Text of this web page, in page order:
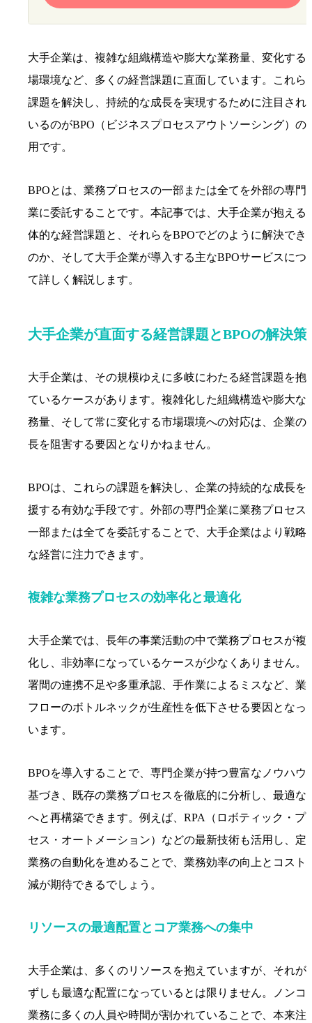
大手企業は、複雑な組織構造や膨大な業務量、変化する
場環境など、多くの経営課題に直面しています。これら
課題を解決し、持続的な成長を実現するために注目され
いるのがBPO（ビジネスプロセスアウトソーシング）の
用です。
BPOとは、業務プロセスの一部または全てを外部の専門
業に委託することです。本記事では、大手企業が抱える
体的な経営課題と、それらをBPOでどのように解決でき
のか、そして大手企業が導入する主なBPOサービスにつ
て詳しく解説します。
大手企業が直面する経営課題とBPOの解決策
大手企業は、その規模ゆえに多岐にわたる経営課題を抱
ているケースがあります。複雑化した組織構造や膨大な
務量、そして常に変化する市場環境への対応は、企業の
長を阻害する要因となりかねません。
BPOは、これらの課題を解決し、企業の持続的な成長を
援する有効な手段です。外部の専門企業に業務プロセス
一部または全てを委託することで、大手企業はより戦略
な経営に注力できます。
複雑な業務プロセスの効率化と最適化
大手企業では、長年の事業活動の中で業務プロセスが複
化し、非効率になっているケースが少なくありません。
署間の連携不足や多重承認、手作業によるミスなど、業
フローのボトルネックが生産性を低下させる要因となっ
います。
BPOを導入することで、専門企業が持つ豊富なノウハウ
基づき、既存の業務プロセスを徹底的に分析し、最適な
へと再構築できます。例えば、RPA（ロボティック・プ
セス・オートメーション）などの最新技術も活用し、定
業務の自動化を進めることで、業務効率の向上とコスト
減が期待できるでしょう。
リソースの最適配置とコア業務への集中
大手企業は、多くのリソースを抱えていますが、それが
ずしも最適な配置になっているとは限りません。ノンコ
業務に多くの人員や時間が割かれていることで、本来注